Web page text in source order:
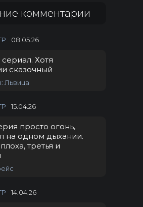
комментарии
08.05.26
Хотя
сказочный
Львица
15.04.26
просто огонь,
на одном дыхании.
третья и
14.04.26